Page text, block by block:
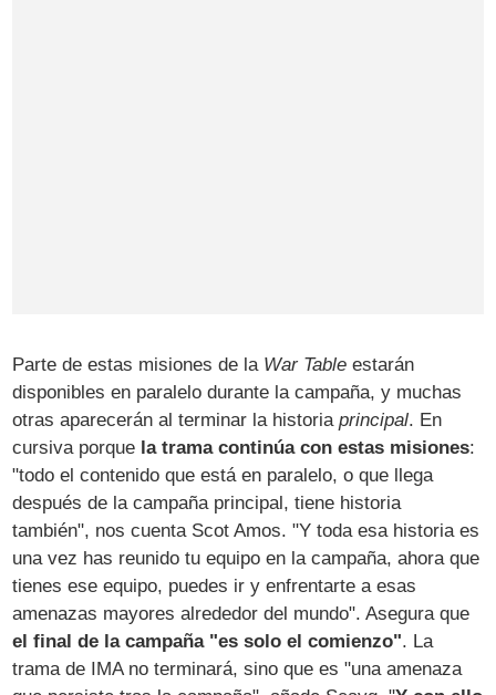
Parte de estas misiones de la War Table estarán
disponibles en paralelo durante la campaña, y muchas
otras aparecerán al terminar la historiaprincipal. En
cursiva porque la trama continúa con estas misiones:
"todo el contenido que está en paralelo, o que llega
después de la campaña principal, tiene historia
también", nos cuenta Scot Amos. "Y toda esa historia es
una vez has reunido tu equipo en la campaña, ahora que
tienes ese equipo, puedes ir y enfrentarte a esas
amenazas mayores alrededor del mundo". Asegura que
el final de la campaña "es solo el comienzo". La
trama de IMA no terminará, sino que es "una amenaza